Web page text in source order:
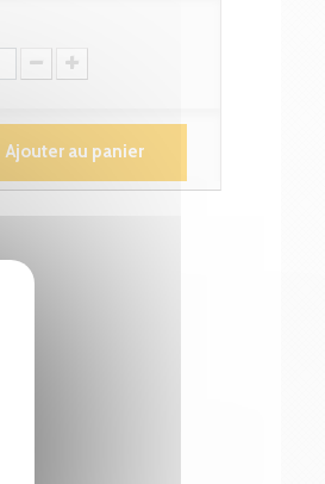
Masquer le bandeau des cookies
Ajouter au panier